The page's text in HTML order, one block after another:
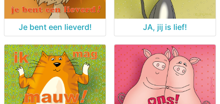
Je bent een lieverd! JA, jij is lief!